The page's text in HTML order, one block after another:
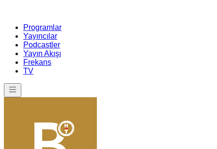
Programlar
Yayıncılar
Podcastler
Yayın Akışı
Frekans
TV